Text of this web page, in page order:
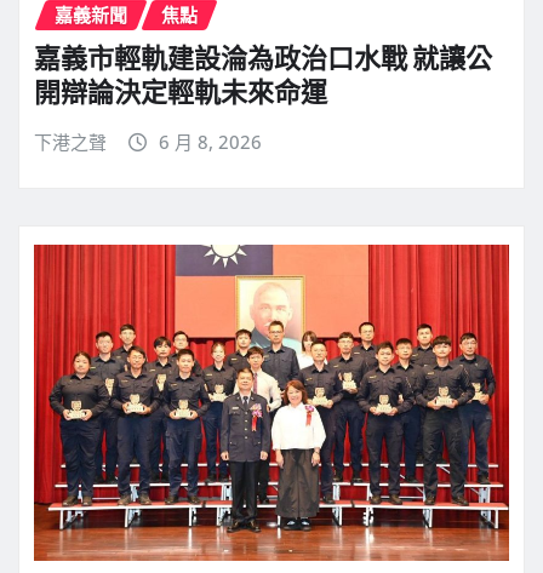
嘉義新聞 焦點
嘉義市輕軌建設淪為政治口水戰 就讓公
開辯論決定輕軌未來命運
下港之聲 6 月 8, 2026